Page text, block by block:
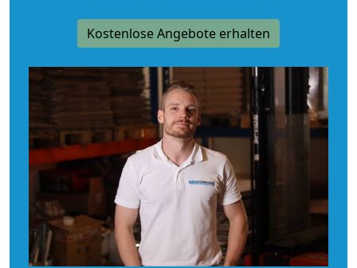
Kostenlose Angebote erhalten